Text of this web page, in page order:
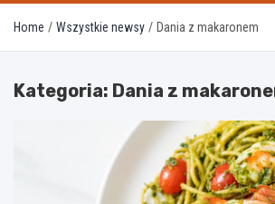
Home Wszystkie newsy Dania z makaronem
Kategoria: Dania z